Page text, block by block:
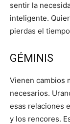
sentir la
inteligente.
pierdas el
GÉMINIS
Vienen cambios
necesarios.
esas relaciones
y los rencores.